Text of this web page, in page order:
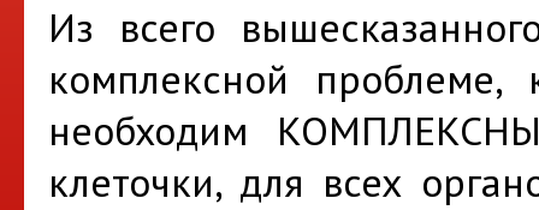
Из всего
комплексной проблеме,
необходим
клеточки, для всех